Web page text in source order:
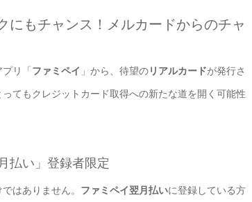
にもチャンス！メルカードからのチャ
リ「ファミペイ 」から、待望のリアルカードが発行さ
てもクレジットカード取得への新たな道を開く可能性
払い」登録者限定
はありません。 ファミペイ翌月払いに登録している方